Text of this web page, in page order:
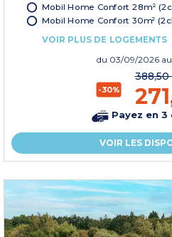
Mobil Home Confort 28m²
Mobil Home Confort 30m²
VOIR PLUS DE LOGEMENTS
du 03/09/2026
-30%
388,50
Payez en 3
VOIR LES